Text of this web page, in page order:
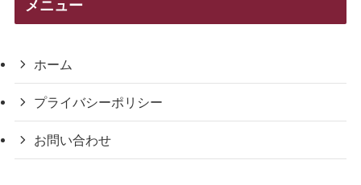
メニュー
ホーム
プライバシーポリシー
お問い合わせ